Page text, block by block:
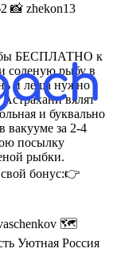
📸 zhekon13
БЕСПЛАТНО к
соленую рыбу в
и леща нужно
вялят
и буквально
вакууме за 2-4
посылку
рыбки.
бонус:👉
🗺️
Уютная Россия